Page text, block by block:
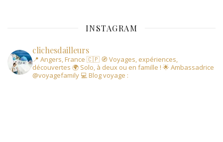
INSTAGRAM
clichesdailleurs
📍 Angers, France 🇨🇵 🧭 Voyages, expériences,
découvertes 🌍 Solo, à deux ou en famille ! 🌟 Ambassadrice
@voyagefamily 💻 Blog voyage :